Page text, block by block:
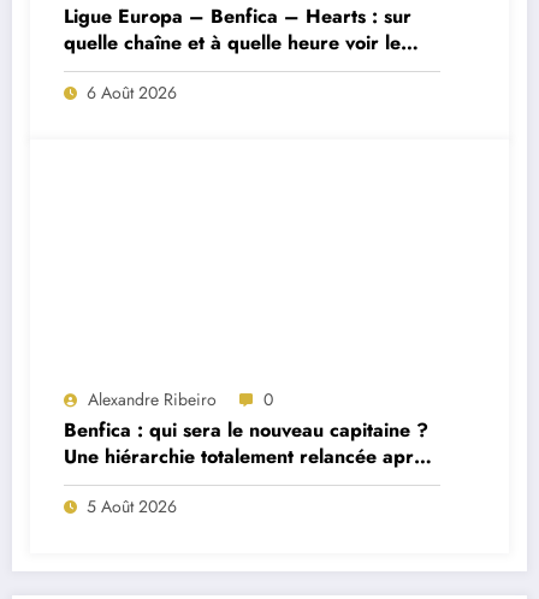
Ligue Europa – Benfica – Hearts : sur
quelle chaîne et à quelle heure voir le
match ?
6 Août 2026
Alexandre Ribeiro 0
Benfica : qui sera le nouveau capitaine ?
Une hiérarchie totalement relancée après
deux départs majeurs
5 Août 2026